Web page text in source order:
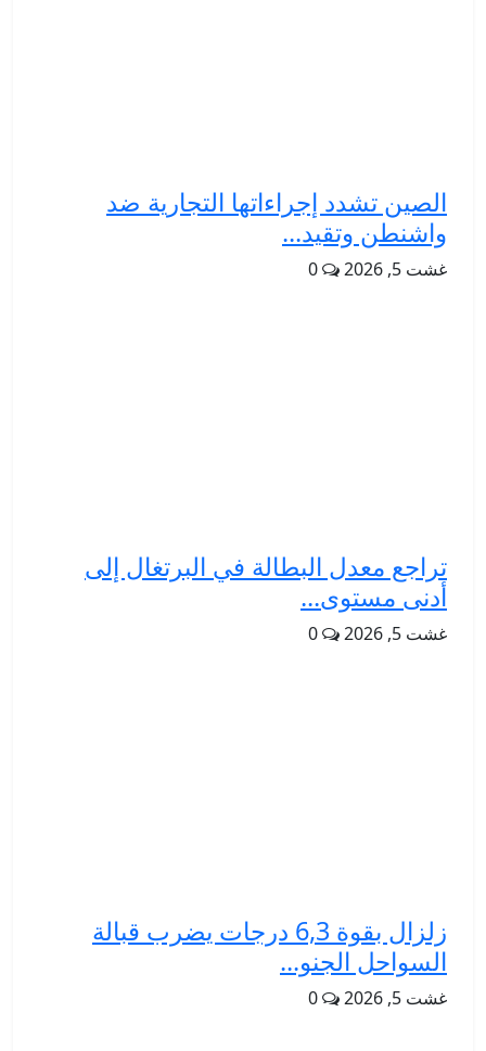
الصين تشدد إجراءاتها التجارية ضد
واشنطن وتقيد...
غشت 5, 2026 0
تراجع معدل البطالة في البرتغال إلى
أدنى مستوى...
غشت 5, 2026 0
زلزال بقوة 6,3 درجات يضرب قبالة
السواحل الجنو...
غشت 5, 2026 0